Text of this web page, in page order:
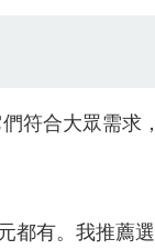
符合大眾需求
都有。我推薦